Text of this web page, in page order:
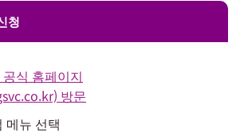
청
식 홈페이지
방문
메뉴 선택